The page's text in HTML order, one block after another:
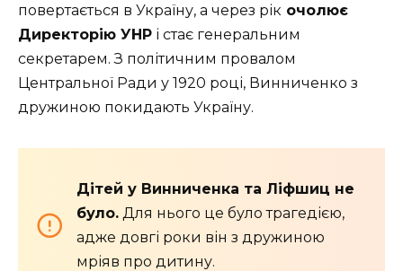
повертається в Україну, а через рік очолює
Директорію УНР і стає генеральним
секретарем. З політичним провалом
Центральної Ради у 1920 році, Винниченко з
дружиною покидають Україну.
Дітей у Винниченка та Ліфшиц не
було. Для нього це було трагедією,
адже довгі роки він з дружиною
мріяв про дитину.